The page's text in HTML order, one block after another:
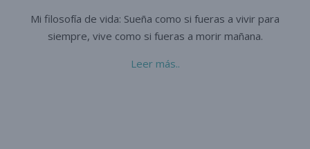
Mi filosofía de vida: Sueña como si fueras a vivir para
siempre, vive como si fueras a morir mañana.
Leer más..